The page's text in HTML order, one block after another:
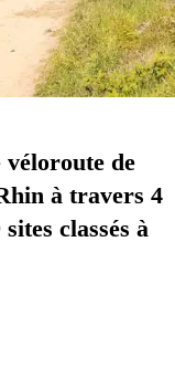
véloroute de
à travers 4
classés à